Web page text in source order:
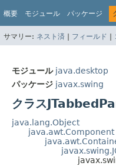
概要 モジュール パッケージ
サマリー: ネスト済 | フィールド |
モジュール java.desktop
パッケージ javax.swing
クラス
java.lang.Object
java.awt.Component